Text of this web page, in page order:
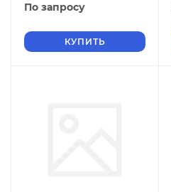
По запросу
КУПИТЬ